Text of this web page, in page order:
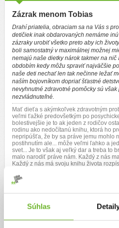
Súhlas
Zázrak menom Tobias
Drahí priatelia, obraciam sa na Vás s
detičiek inak obdarovaných nemáme
zázraky urobiť všetko preto aby ich
boli samostatný v maximálnej možnej
nemajú naše dietky nárok takmer na
obdobím kedy môžu spraviť najväčšie
naše deti nechať len tak nečinne ležať
naším bojovníkom dopriať šťastné
nevyhnutné zdravotné pomôcky sú
nezvládnuteľné.
Mať dieťa s akýmkoľvek zdravotným
veľmi ťažké predovšetkým po
bolestivejšie je to ak jeden z rodičov
rodinu ako nedočítanú knihu, ktorá ho
nepripúšťa, že by sa práve jemu mohlo
postihnutím ale... môže veľmi ľahko a
svet... Je to však aj veľký dar a treba to
malo narodiť práve nám. Každý z nás
Každý z nás má svoju knihu života
postavíme a budeme bojovať aj napriek
bojujem a svoj boj nikdy nevzdám - pre
ADELI centre vďaka ktorému Tobimu
môj hrdina sa začal plaziť. Tento pobyt
opakovane v rozpätí troch mesiacov.